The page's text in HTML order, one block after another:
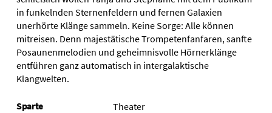
in funkelnden Sternenfeldern und fernen Galaxien
unerhörte Klänge sam­meln. Keine Sorge: Alle können
mitreisen. Denn majestätische Trompetenfanfaren, sanfte
Posaunenmelodien und geheimnis­volle Hörnerklänge
entführen ganz automa­tisch in intergalaktische
Klangwelten.
Sparte
Theater